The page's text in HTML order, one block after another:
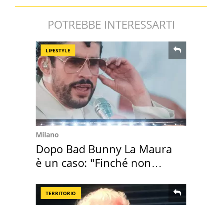
POTREBBE INTERESSARTI
LIFESTYLE
Milano
Dopo Bad Bunny La Maura
è un caso: "Finché non
TERRITORIO